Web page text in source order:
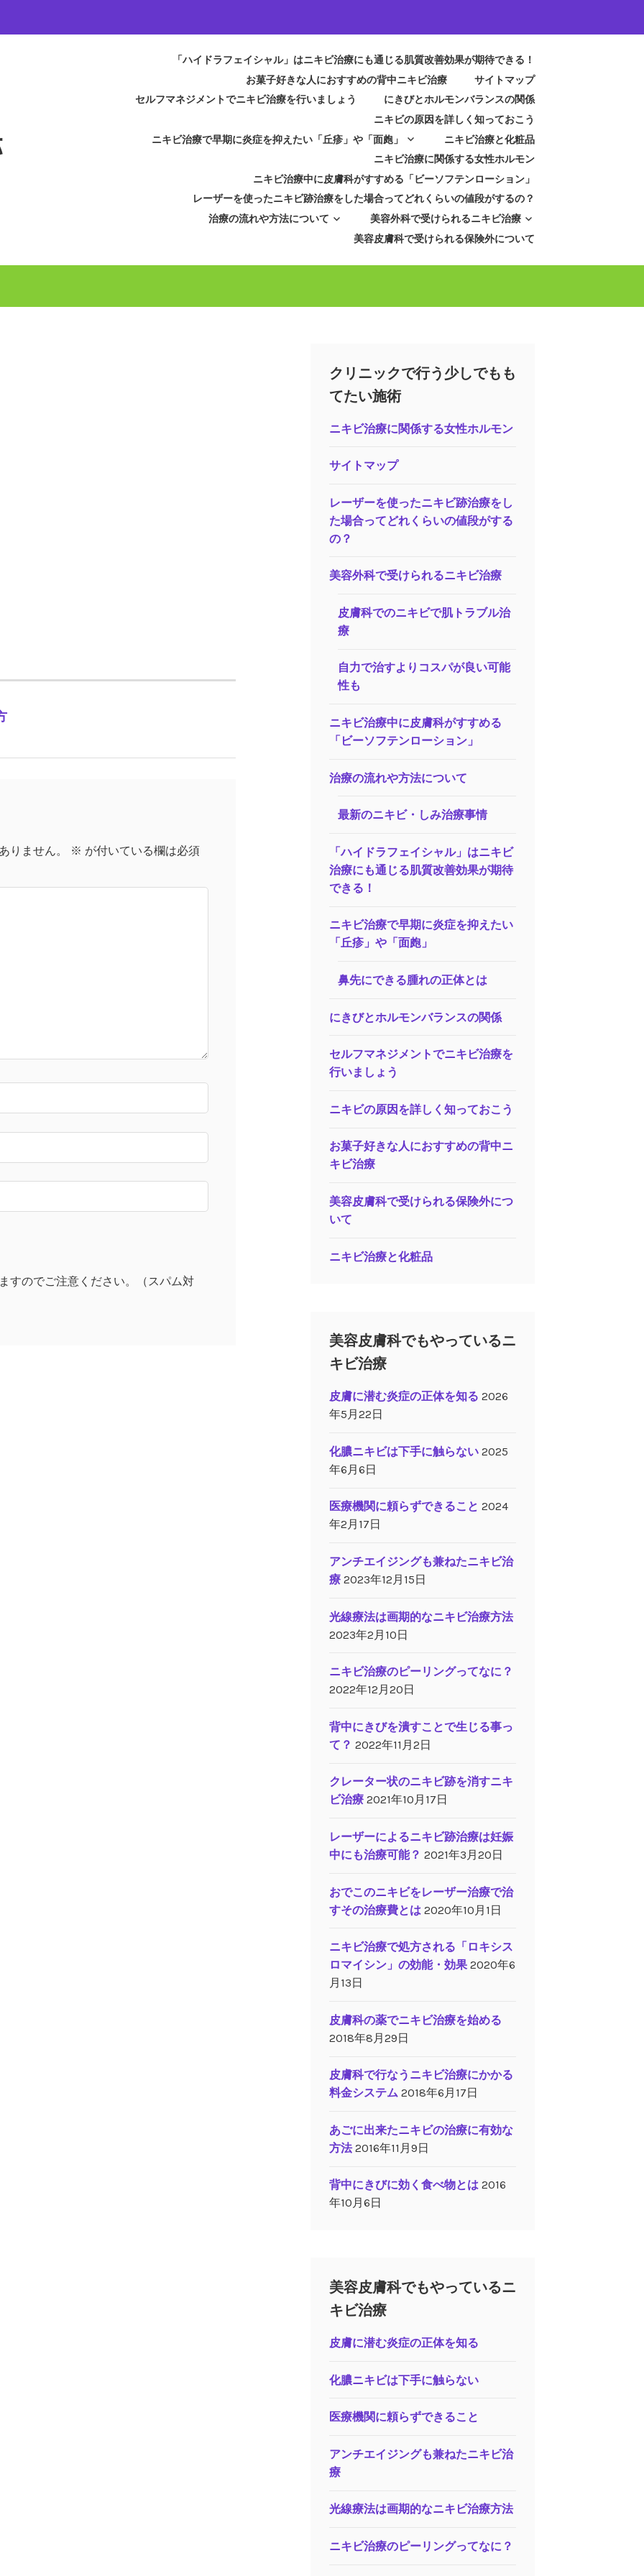
「ハイドラフェイシャル」はニキビ治療にも通じる肌質改善効果が期待できる！
お菓子好きな人におすすめの背中ニキビ治療
サイトマップ
セルフマネジメントでニキビ治療を行いましょう
にきびとホルモンバランスの関係
ニキビの原因を詳しく知っておこう
ニキビ治療で早期に炎症を抑えたい「丘疹」や「面皰」
ニキビ治療と化粧品
ニキビ治療に関係する女性ホルモン
ニキビ治療中に皮膚科がすすめる「ビーソフテンローション」
レーザーを使ったニキビ跡治療をした場合ってどれくらいの値段がするの？
治療の流れや方法について
美容外科で受けられるニキビ治療
美容皮膚科で受けられる保険外について
りません。 ※ が付いている欄は必須
すのでご注意ください。（スパム対
クリニックで行う少しでもも
てたい施術
ニキビ治療に関係する女性ホルモン
サイトマップ
レーザーを使ったニキビ跡治療をし
た場合ってどれくらいの値段がする
の？
美容外科で受けられるニキビ治療
皮膚科でのニキビで肌トラブル治
療
自力で治すよりコスパが良い可能
性も
ニキビ治療中に皮膚科がすすめる
「ビーソフテンローション」
治療の流れや方法について
最新のニキビ・しみ治療事情
「ハイドラフェイシャル」はニキビ
治療にも通じる肌質改善効果が期待
できる！
ニキビ治療で早期に炎症を抑えたい
「丘疹」や「面皰」
鼻先にできる腫れの正体とは
にきびとホルモンバランスの関係
セルフマネジメントでニキビ治療を
行いましょう
ニキビの原因を詳しく知っておこう
お菓子好きな人におすすめの背中ニ
キビ治療
美容皮膚科で受けられる保険外につ
いて
ニキビ治療と化粧品
美容皮膚科でもやっているニ
キビ治療
皮膚に潜む炎症の正体を知る 2026
年5月22日
化膿ニキビは下手に触らない 2025
年6月6日
医療機関に頼らずできること 2024
年2月17日
アンチエイジングも兼ねたニキビ治
療 2023年12月15日
光線療法は画期的なニキビ治療方法
2023年2月10日
ニキビ治療のピーリングってなに？
2022年12月20日
背中にきびを潰すことで生じる事っ
て？ 2022年11月2日
クレーター状のニキビ跡を消すニキ
ビ治療 2021年10月17日
レーザーによるニキビ跡治療は妊娠
中にも治療可能？ 2021年3月20日
おでこのニキビをレーザー治療で治
すその治療費とは 2020年10月1日
ニキビ治療で処方される「ロキシス
ロマイシン」の効能・効果 2020年6
月13日
皮膚科の薬でニキビ治療を始める
2018年8月29日
皮膚科で行なうニキビ治療にかかる
料金システム 2018年6月17日
あごに出来たニキビの治療に有効な
方法 2016年11月9日
背中にきびに効く食べ物とは 2016
年10月6日
美容皮膚科でもやっているニ
キビ治療
皮膚に潜む炎症の正体を知る
化膿ニキビは下手に触らない
医療機関に頼らずできること
アンチエイジングも兼ねたニキビ治
療
光線療法は画期的なニキビ治療方法
ニキビ治療のピーリングってなに？